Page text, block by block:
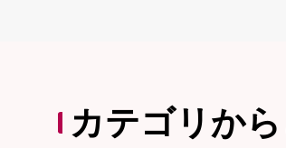
カテゴリか